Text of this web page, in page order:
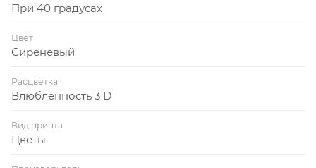
При 40 градусах
Цвет
Сиреневый
Расцветка
Влюбленность 3 D
Вид принта
Цветы